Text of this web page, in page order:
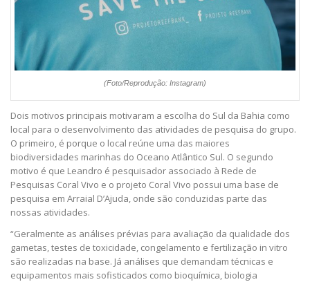
(Foto/Reprodução: Instagram)
Dois motivos principais motivaram a escolha do Sul da Bahia como
local para o desenvolvimento das atividades de pesquisa do grupo.
O primeiro, é porque o local reúne uma das maiores
biodiversidades marinhas do Oceano Atlântico Sul. O segundo
motivo é que Leandro é pesquisador associado à Rede de
Pesquisas Coral Vivo e o projeto Coral Vivo possui uma base de
pesquisa em Arraial D’Ajuda, onde são conduzidas parte das
nossas atividades.
“Geralmente as análises prévias para avaliação da qualidade dos
gametas, testes de toxicidade, congelamento e fertilização in vitro
são realizadas na base. Já análises que demandam técnicas e
equipamentos mais sofisticados como bioquímica, biologia